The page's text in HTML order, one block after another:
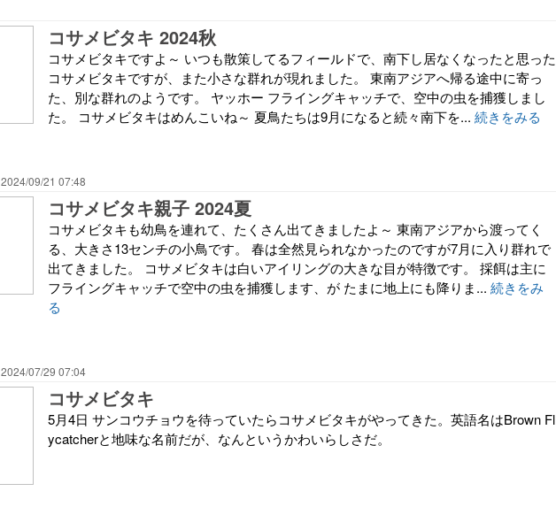
コサメビタキ 2024秋
コサメビタキですよ～ いつも散策してるフィールドで、南下し居なくなったと思った
コサメビタキですが、また小さな群れが現れました。 東南アジアへ帰る途中に寄っ
た、別な群れのようです。 ヤッホー フライングキャッチで、空中の虫を捕獲しまし
た。 コサメビタキはめんこいね～ 夏鳥たちは9月になると続々南下を... 続きをみる
2024/09/21 07:48
コサメビタキ親子 2024夏
コサメビタキも幼鳥を連れて、たくさん出てきましたよ～ 東南アジアから渡ってく
る、大きさ13センチの小鳥です。 春は全然見られなかったのですが7月に入り群れで
出てきました。 コサメビタキは白いアイリングの大きな目が特徴です。 採餌は主に
フライングキャッチで空中の虫を捕獲します、が たまに地上にも降りま... 続きをみ
る
2024/07/29 07:04
コサメビタキ
5月4日 サンコウチョウを待っていたらコサメビタキがやってきた。英語名はBrown Fl
ycatcherと地味な名前だが、なんというかわいらしさだ。